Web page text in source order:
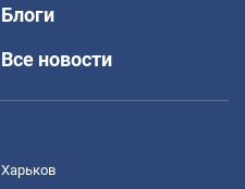
Блоги
Все новости
Харьков